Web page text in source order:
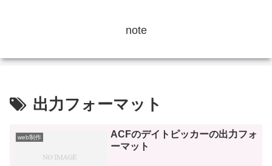
note
出力フォーマット
web制作
ACFのデイトピッカーの出力フォ
ーマット